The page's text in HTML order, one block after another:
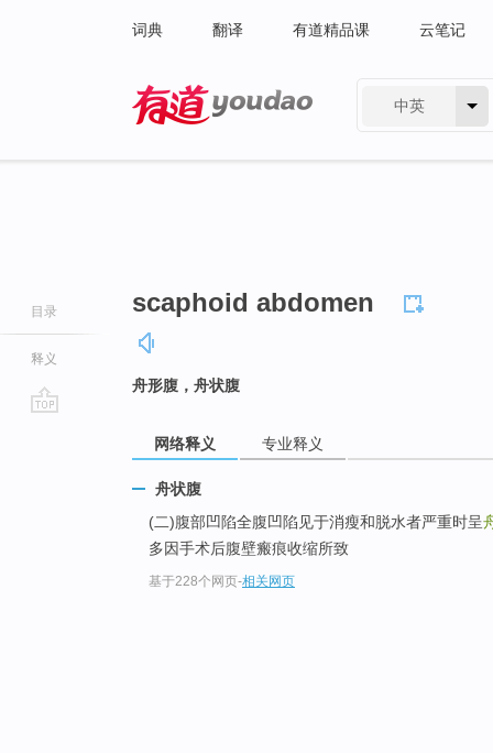
词典 翻译 有道精品课 云笔记
中英
目录
释义
scaphoid abdomen
舟形腹，舟状腹
网络释义 专业释义
舟状腹
(二)腹部凹陷全腹凹陷见于消瘦和脱水者严重时呈
多因手术后腹壁瘢痕收缩所致
基于228个网页-相关网页